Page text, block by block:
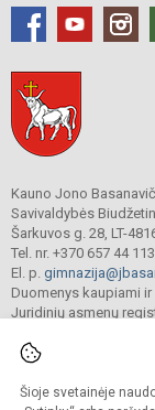
Šioje svetainėje
Kauno Jono
Savivaldybės
Šarkuvos g. 28, LT-
Tel. nr. +370 657 44 113
El. p.
Duomenys kaupiami
Juridinių asmenų